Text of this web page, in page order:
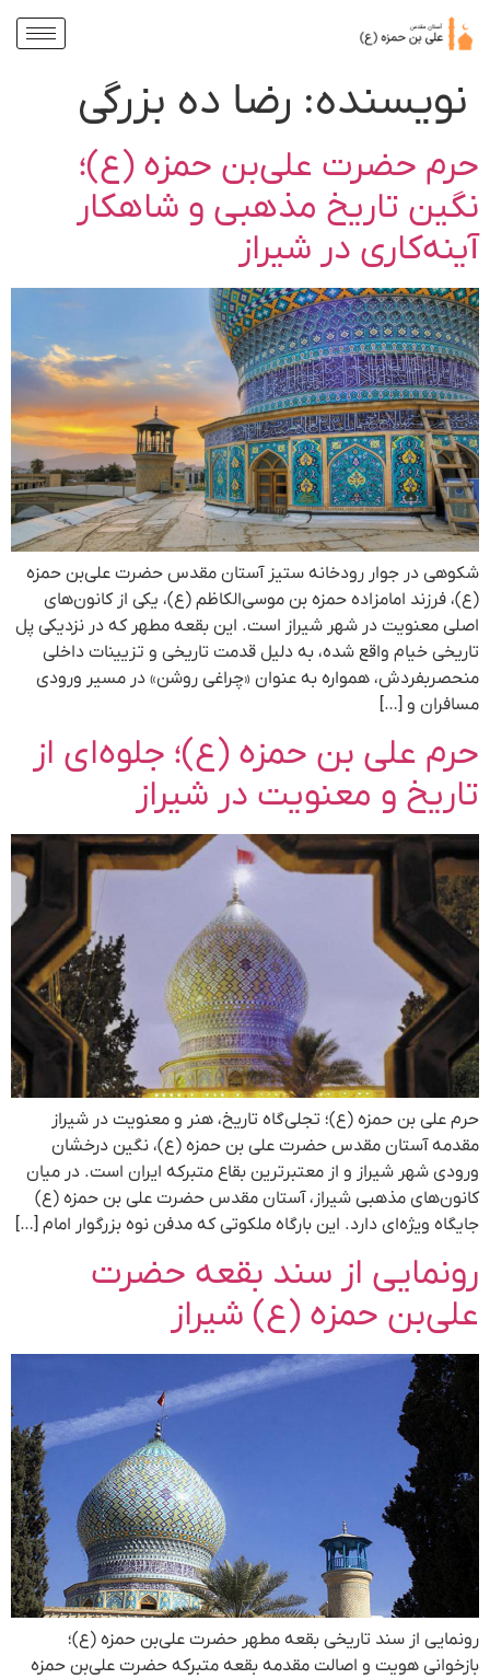
نویسنده: رضا ده بزرگی
حرم حضرت علی‌بن حمزه (ع)؛
نگین تاریخ مذهبی و شاهکار
آینه‌کاری در شیراز
شکوهی در جوار رودخانه ستیز آستان مقدس حضرت علی‌بن حمزه
(ع)، فرزند امامزاده حمزه بن موسی‌الکاظم (ع)، یکی از کانون‌های
اصلی معنویت در شهر شیراز است. این بقعه مطهر که در نزدیکی پل
تاریخی خیام واقع شده، به دلیل قدمت تاریخی و تزیینات داخلی
منحصربفردش، همواره به عنوان «چراغی روشن» در مسیر ورودی
مسافران و […]
حرم علی بن حمزه (ع)؛ جلوه‌ای از
تاریخ و معنویت در شیراز
حرم علی بن حمزه (ع)؛ تجلی‌گاه تاریخ، هنر و معنویت در شیراز
مقدمه آستان مقدس حضرت علی بن حمزه (ع)، نگین درخشان
ورودی شهر شیراز و از معتبرترین بقاع متبرکه ایران است. در میان
کانون‌های مذهبی شیراز، آستان مقدس حضرت علی بن حمزه (ع)
جایگاه ویژه‌ای دارد. این بارگاه ملکوتی که مدفن نوه بزرگوار امام […]
رونمایی از سند بقعه حضرت
علی‌بن حمزه (ع) شیراز
رونمایی از سند تاریخی بقعه مطهر حضرت علی‌بن حمزه (ع)؛
بازخوانی هویت و اصالت مقدمه بقعه متبرکه حضرت علی‌بن حمزه